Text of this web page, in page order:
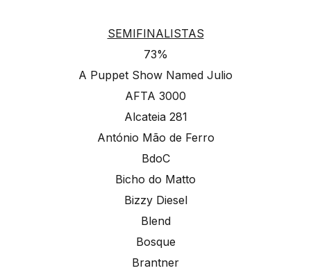
SEMIFINALISTAS
73%
A Puppet Show Named Julio
AFTA 3000
Alcateia 281
António Mão de Ferro
BdoC
Bicho do Matto
Bizzy Diesel
Blend
Bosque
Brantner